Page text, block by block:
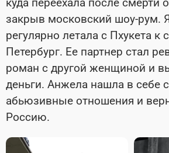
закрыв московский шоу-рум.
регулярно летала с Пхукета к
Петербург. Ее партнер стал
роман с другой женщиной и
деньги. Анжела нашла в себе
абьюзивные отношения и
Россию.